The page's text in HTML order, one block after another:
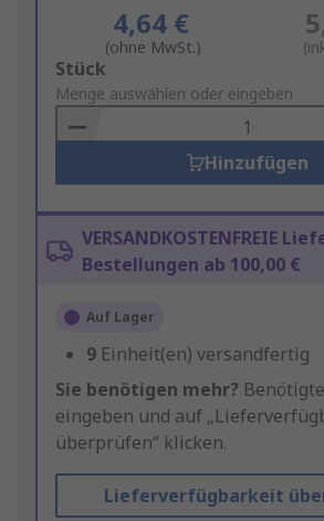
4,64 €
(ohne MwSt.)
Add
to
Basket
Stück
Menge auswählen oder eingeben
Hinzufügen
VERSANDKOSTENFREIE
Bestellungen ab 100,00 €
Auf Lager
9 Einheit(en) versandfertig
Sie benötigen mehr?
eingeben und auf
überprüfen“ klicken.
Lieferverfügbarkeit